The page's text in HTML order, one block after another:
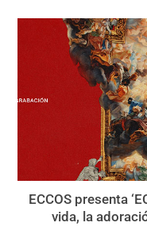
ECCOS presenta
vida, la